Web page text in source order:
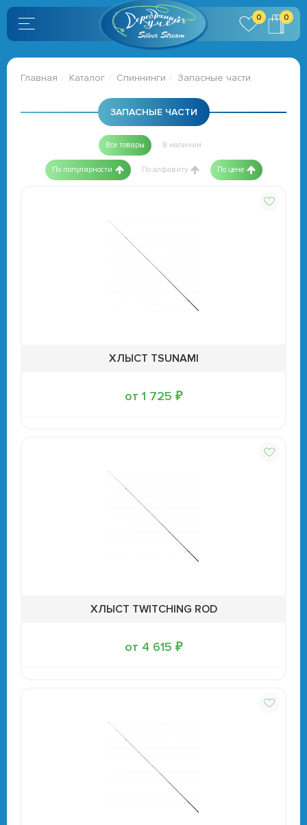
0
0
Главная Каталог Спиннинги Запасные части
ЗАПАСНЫЕ ЧАСТИ
Все товары В наличии
По популярности По алфавиту По цене
ХЛЫСТ TSUNAMI
от 1 725 ₽
ХЛЫСТ TWITCHING ROD
от 4 615 ₽